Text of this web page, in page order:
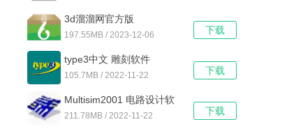
下载
3d溜溜网官方版
197.55MB / 2023-12-06
下载
type3中文 雕刻软件
105.7MB / 2022-11-22
下载
Multisim2001 电路设计软
件
211.78MB / 2022-11-22